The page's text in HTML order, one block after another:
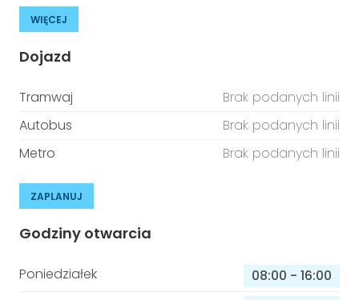
WIĘCEJ
Dojazd
Tramwaj
Brak podanych linii
Autobus
Brak podanych linii
Metro
Brak podanych linii
ZAPLANUJ
Godziny otwarcia
Poniedziałek 08:00 - 16:00